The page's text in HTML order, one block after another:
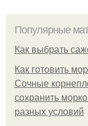
Популярные
Как выбрать
Как готовить
Сочные
сохранить
разных условий